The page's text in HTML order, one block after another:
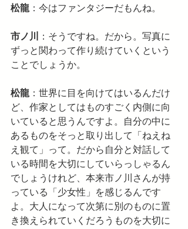
松龍 ：今はファンタジーだもんね。
市ノ川
：そうですね。だから。写真に
ずっと関わって作り続けていくという
ことでしょうか。
松龍 ：世界に目を向けてはいるんだけ
ど、作家としてはものすごく内側に向
いていると思うんですよ。自分の中に
あるものをそっと取り出して「ねえね
え観て」って。だから自分と対話して
いる時間を大切にしていらっしゃるん
でしょうけれど、本来市ノ川さんが持
っている「少女性」を感じるんです
よ。大人になって次第に別のものに置
き換えられていくだろうものを大切に